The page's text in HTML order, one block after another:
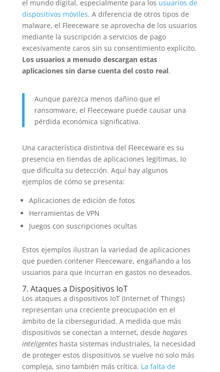
el mundo digital, especialmente para los usuarios de
dispositivos móviles. A diferencia de otros tipos de
malware, el Fleeceware se aprovecha de los usuarios
mediante la suscripción a servicios de pago
excesivamente caros sin su consentimiento explícito.
Los usuarios a menudo descargan estas
aplicaciones sin darse cuenta del costo real.
Aunque parezca menos dañino que el
ransomware, el Fleeceware puede causar una
pérdida económica significativa.
Una característica distintiva del Fleeceware es su
presencia en tiendas de aplicaciones legítimas, lo
que dificulta su detección. Aquí hay algunos
ejemplos de cómo se presenta:
Aplicaciones de edición de fotos
Herramientas de VPN
Juegos con suscripciones ocultas
Estos ejemplos ilustran la variedad de aplicaciones
que pueden contener Fleeceware, engañando a los
usuarios para que incurran en gastos no deseados.
7. Ataques a Dispositivos IoT
Los ataques a dispositivos IoT (Internet of Things)
representan una creciente preocupación en el
ámbito de la ciberseguridad. A medida que más
dispositivos se conectan a Internet, desde hogares
inteligenteshasta sistemas industriales, la necesidad
de proteger estos dispositivos se vuelve no solo más
compleja, sino también más crítica. La falta de